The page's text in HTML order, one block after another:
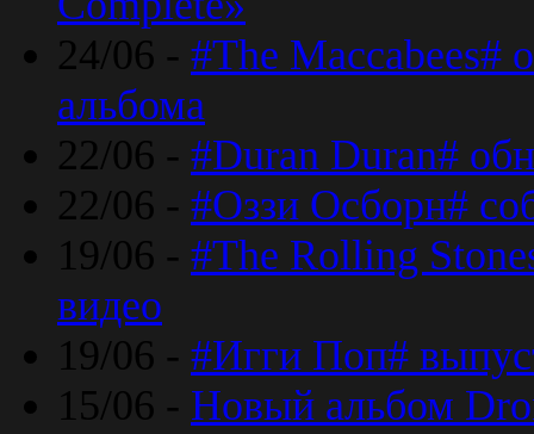
24/06 - #The Maccabees#
альбома
22/06 - #Duran Duran#
22/06 - #Оззи Осборн#
19/06 - #The Rolling
видео
19/06 - #Игги Поп#
15/06 - Новый альбом